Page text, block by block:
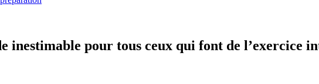
inestimable pour tous ceux qui font de l’exercice